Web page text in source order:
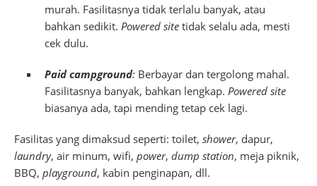
murah. Fasilitasnya tidak terlalu banyak, atau
bahkan sedikit. Powered site tidak selalu ada, mesti
cek dulu.
Paid campground: Berbayar dan tergolong mahal.
Fasilitasnya banyak, bahkan lengkap. Powered site
biasanya ada, tapi mending tetap cek lagi.
Fasilitas yang dimaksud seperti: toilet, shower, dapur,
laundry, air minum, wifi, power, dump station, meja piknik,
BBQ, playground, kabin penginapan, dll.